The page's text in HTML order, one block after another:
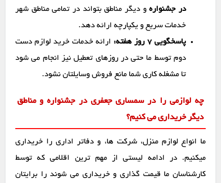
در جشنوارهو دیگر مناطق بتواند در تمامی مناطق شهر
خدمات سریع و یکپارچه ارائه دهد.
پاسخگویی ۷ روز هفته:
ارائه خدمات خرید لوازم دست
دوم توسط ما حتی در روزهای تعطیل نیز انجام می شود
تا مشغله کاری شما مانع فروش وسایلتان نشود.
چه لوازمی را در سمساری جعفری در جشنواره و مناطق
دیگر خریداری می کنیم؟
ما انواع لوازم منزل، شرکت ها، و دفاتر اداری را خریداری
میکنیم. در ادامه لیستی از مهم ترین اقلامی که توسط
کارشناسان ما قیمت گذاری و خریداری می شوند را برایتان